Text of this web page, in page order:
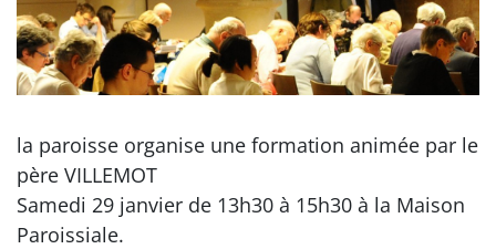
la paroisse organise une formation animée par le
père VILLEMOT
Samedi 29 janvier de 13h30 à 15h30 à la Maison
Paroissiale.